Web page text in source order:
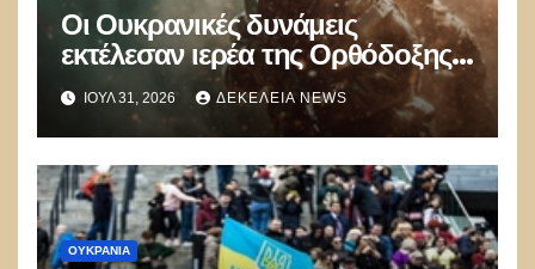
Οι Ουκρανικές δυνάμεις
εκτέλεσαν ιερέα της Ορθόδοξης
Ουκρανικής Εκκλησίας που
αρνήθηκε να πολεμήσει
ΙΟΎΛ 31, 2026 ΔΕΚΈΛΕΙΑ NEWS
ΟΥΚΡΑΝΊΑ